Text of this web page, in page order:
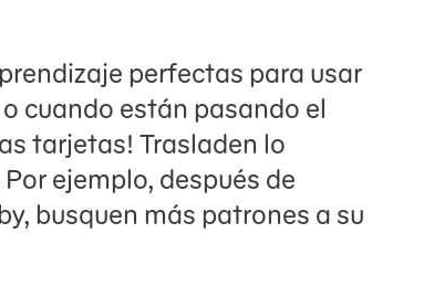
perfectas para usar
cuando están pasando el
tarjetas! Trasladen lo
ejemplo, después de
busquen más patrones a su